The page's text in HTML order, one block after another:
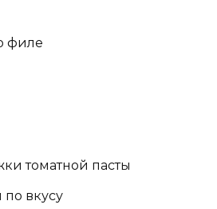
филе
томатной пасты
вкусу